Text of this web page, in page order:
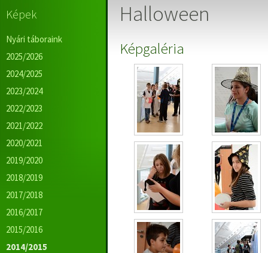
Képek
Nyári táboraink
2025/2026
2024/2025
2023/2024
2022/2023
2021/2022
2020/2021
2019/2020
2018/2019
2017/2018
2016/2017
2015/2016
2014/2015
Halloween
Képgaléria